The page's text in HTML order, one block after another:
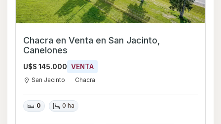
Chacra en Venta en San Jacinto,
Canelones
U$S 145.000 VENTA
San Jacinto Chacra
0 0 ha